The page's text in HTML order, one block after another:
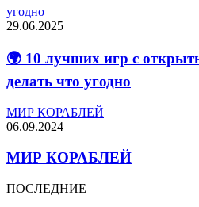
угодно
29.06.2025
🌍 10 лучших игр с
делать что угодно
МИР КОРАБЛЕЙ
06.09.2024
МИР КОРАБЛЕЙ
ПОСЛЕДНИЕ